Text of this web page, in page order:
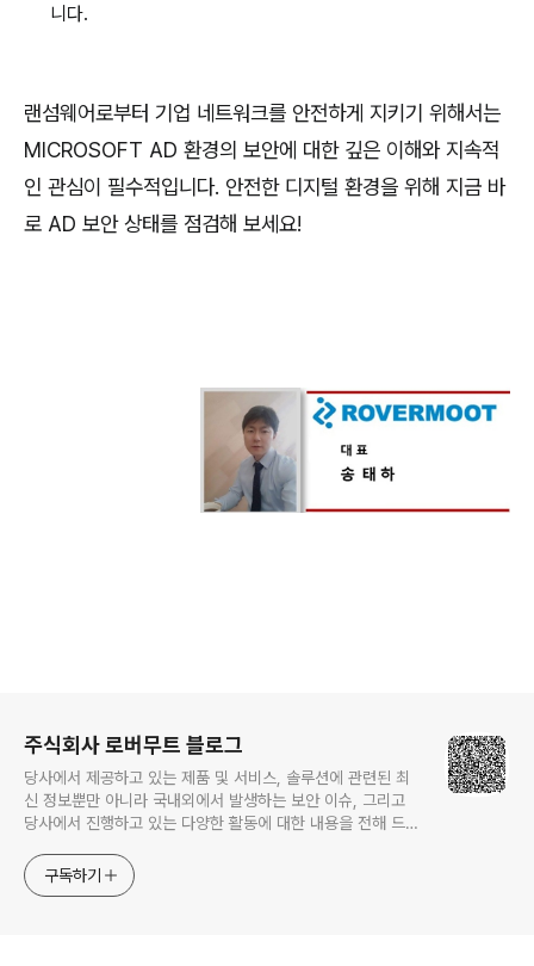
니다.
랜섬웨어로부터 기업 네트워크를 안전하게 지키기 위해서는
MICROSOFT AD 환경의 보안에 대한 깊은 이해와 지속적
인 관심이 필수적입니다. 안전한 디지털 환경을 위해 지금 바
로 AD 보안 상태를 점검해 보세요!
주식회사 로버무트 블로그
당사에서 제공하고 있는 제품 및 서비스, 솔루션에 관련된 최
신 정보뿐만 아니라 국내외에서 발생하는 보안 이슈, 그리고
당사에서 진행하고 있는 다양한 활동에 대한 내용을 전해 드립
구독하기